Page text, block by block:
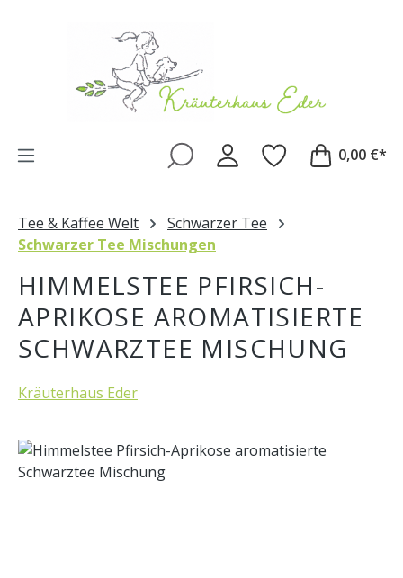
0,00 €*
Tee & Kaffee Welt
Schwarzer Tee
Schwarzer Tee Mischungen
HIMMELSTEE PFIRSICH-
APRIKOSE AROMATISIERTE
SCHWARZTEE MISCHUNG
Kräuterhaus Eder
Bildergalerie überspringen